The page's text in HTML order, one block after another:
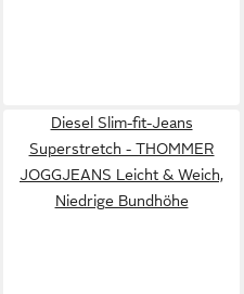
Diesel Slim-fit-Jeans
Superstretch - THOMMER
JOGGJEANS Leicht & Weich,
Niedrige Bundhöhe